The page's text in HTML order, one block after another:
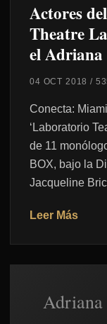
Actores
Theatre
el
04 OCT 2018 /
Conecta:
‘Laboratorio
de 11
BOX, bajo la
Jacqueline
Leer Más